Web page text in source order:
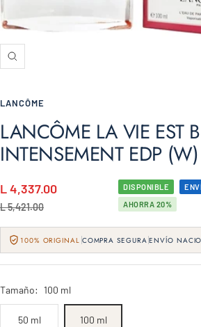
Zoom
LANCÔME
LANCÔME LA VIE EST
INTENSEMENT EDP
Precio
de
venta
L 4,337.00
Precio
L 5,421.00
DISPONIBLE
AHORRA 20%
100% ORIGINAL COMPRA SEGURA ENVÍO
Tamaño: 100 ml
50 ml 100 ml